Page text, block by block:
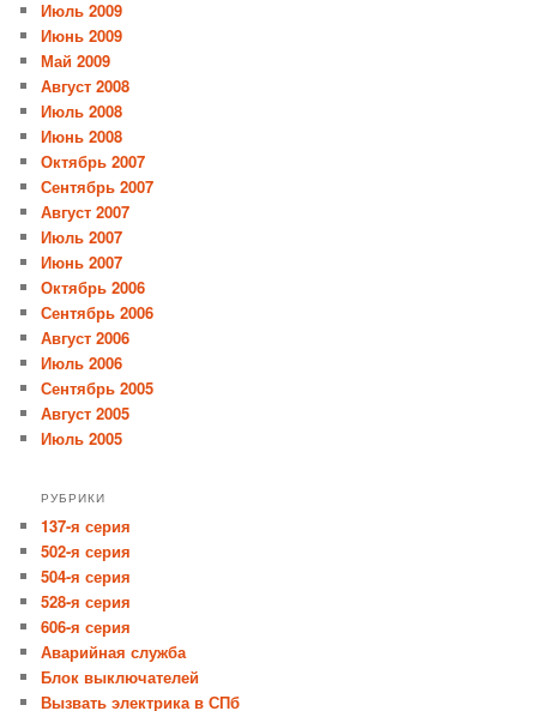
Июль 2009
Июнь 2009
Май 2009
Август 2008
Июль 2008
Июнь 2008
Октябрь 2007
Сентябрь 2007
Август 2007
Июль 2007
Июнь 2007
Октябрь 2006
Сентябрь 2006
Август 2006
Июль 2006
Сентябрь 2005
Август 2005
Июль 2005
РУБРИКИ
137-я серия
502-я серия
504-я серия
528-я серия
606-я серия
Аварийная служба
Блок выключателей
Вызвать электрика в СПб